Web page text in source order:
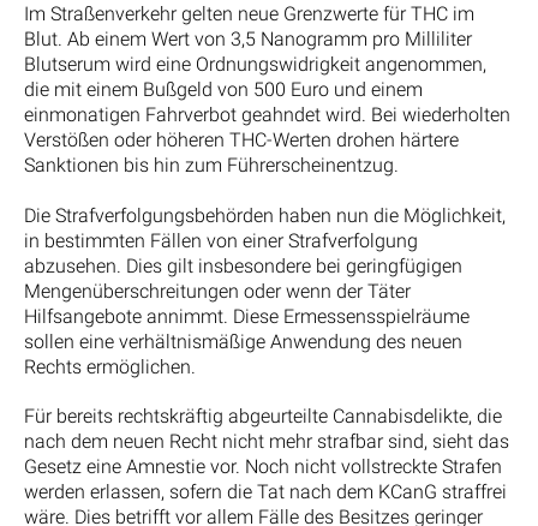
Im Straßenverkehr gelten neue Grenzwerte für THC im
Blut. Ab einem Wert von 3,5 Nanogramm pro Milliliter
Blutserum wird eine Ordnungswidrigkeit angenommen,
die mit einem Bußgeld von 500 Euro und einem
einmonatigen Fahrverbot geahndet wird. Bei wiederholten
Verstößen oder höheren THC-Werten drohen härtere
Sanktionen bis hin zum Führerscheinentzug.
Die Strafverfolgungsbehörden haben nun die Möglichkeit,
in bestimmten Fällen von einer Strafverfolgung
abzusehen. Dies gilt insbesondere bei geringfügigen
Mengenüberschreitungen oder wenn der Täter
Hilfsangebote annimmt. Diese Ermessensspielräume
sollen eine verhältnismäßige Anwendung des neuen
Rechts ermöglichen.
Für bereits rechtskräftig abgeurteilte Cannabisdelikte, die
nach dem neuen Recht nicht mehr strafbar sind, sieht das
Gesetz eine Amnestie vor. Noch nicht vollstreckte Strafen
werden erlassen, sofern die Tat nach dem KCanG straffrei
wäre. Dies betrifft vor allem Fälle des Besitzes geringer